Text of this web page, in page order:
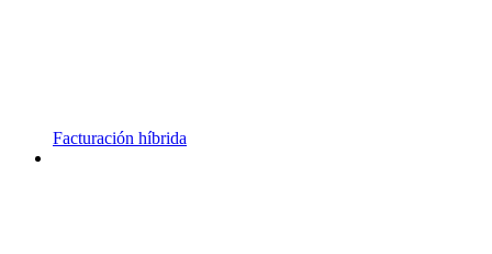
Facturación híbrida